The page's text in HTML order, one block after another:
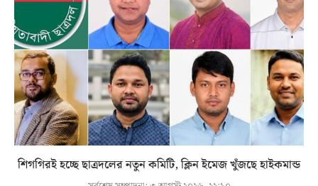
শিগগিরই হচ্ছে ছাত্রদলের নতুন কমিটি, ক্লিন ইমেজ খুঁজছে হাইকমান্ড